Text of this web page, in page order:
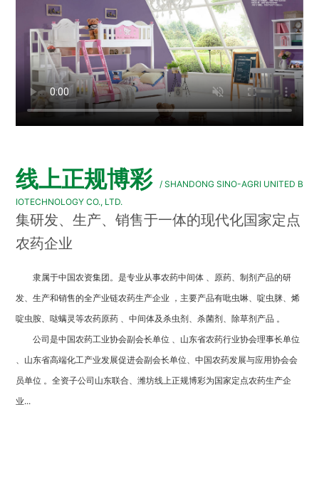
线上正规博彩
/ SHANDONG SINO-AGRI UNITED B
IOTECHNOLOGY CO., LTD.
集研发、生产、销售于一体的现代化国家定点
农药企业
隶属于中国农资集团。是专业从事农药中间体 、原药、制剂产品的研
发、生产和销售的全产业链农药生产企业 ，主要产品有吡虫啉、啶虫脒、烯
啶虫胺、哒螨灵等农药原药 、中间体及杀虫剂、杀菌剂、除草剂产品 。
公司是中国农药工业协会副会长单位 、山东省农药行业协会理事长单位
、山东省高端化工产业发展促进会副会长单位、中国农药发展与应用协会会
员单位 。全资子公司山东联合、潍坊线上正规博彩为国家定点农药生产企
业...